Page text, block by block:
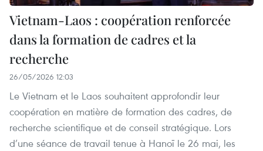
Vietnam-Laos : coopération renforcée
dans la formation de cadres et la
recherche
26/05/2026 12:03
Le Vietnam et le Laos souhaitent approfondir leur
coopération en matière de formation des cadres, de
recherche scientifique et de conseil stratégique. Lors
d’une séance de travail tenue à Hanoï le 26 mai, les